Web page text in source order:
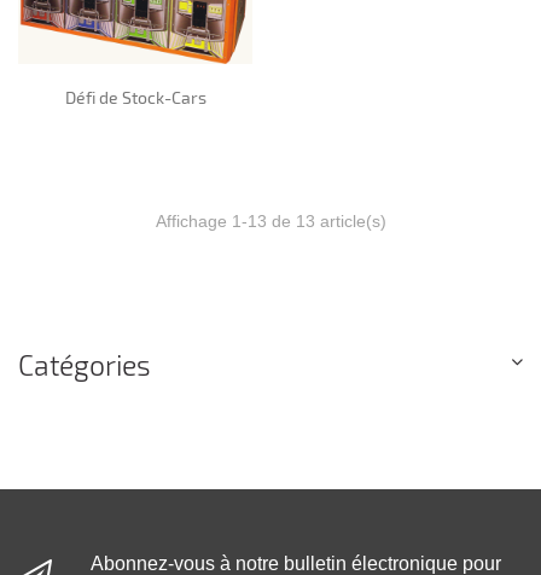
Défi de Stock-Cars
Affichage 1-13 de 13 article(s)
Catégories
Abonnez-vous à notre bulletin électronique pour